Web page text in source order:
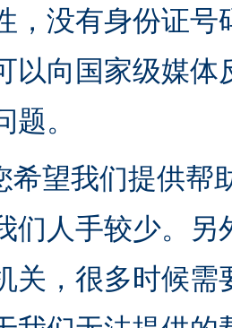
，没有身份证
以向国家级媒
。
希望我们提供帮
们人手较少。
关，很多时候